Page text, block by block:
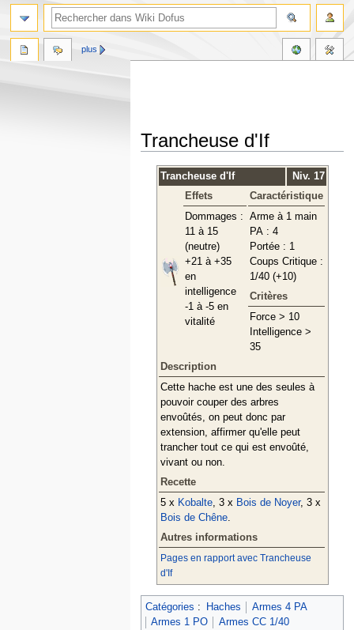
Trancheuse d'If
Trancheuse d'If
Niv. 17
Effets
Caractéristique
Dommages :
11 à 15
(neutre)
+21 à +35
en
intelligence
-1 à -5 en
vitalité
Arme à 1 main
PA : 4
Portée : 1
Coups Critique :
1/40 (+10)
Critères
Force > 10
Intelligence >
35
Description
Cette hache est une des seules à
pouvoir couper des arbres
envoûtés, on peut donc par
extension, affirmer qu'elle peut
trancher tout ce qui est envoûté,
vivant ou non.
Recette
5 x Kobalte, 3 x Bois de Noyer, 3 x
Bois de Chêne.
Autres informations
Pages en rapport avec Trancheuse
d'If
Catégories : Haches
Armes 4 PA
Armes 1 PO
Armes CC 1/40
plus